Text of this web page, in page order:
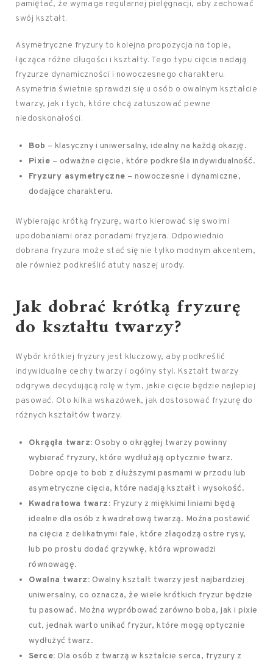
pamiętać, że wymaga regularnej pielęgnacji, aby zachować
swój kształt.
Asymetryczne fryzury to kolejna propozycja na topie,
łącząca różne długości i kształty. Tego typu cięcia nadają
fryzurze dynamiczności i nowoczesnego charakteru.
Asymetria świetnie sprawdzi się u osób o owalnym kształcie
twarzy, jak i tych, które chcą zatuszować pewne
niedoskonałości.
Bob – klasyczny i uniwersalny, idealny na każdą okazję.
Pixie – odważne cięcie, które podkreśla indywidualność.
Fryzury asymetryczne – nowoczesne i dynamiczne,
dodające charakteru.
Wybierając krótką fryzurę, warto kierować się swoimi
upodobaniami oraz poradami fryzjera. Odpowiednio
dobrana fryzura może stać się nie tylko modnym akcentem,
ale również podkreślić atuty naszej urody.
Jak dobrać krótką fryzurę
do kształtu twarzy?
Wybór krótkiej fryzury jest kluczowy, aby podkreślić
indywidualne cechy twarzy i ogólny styl. Kształt twarzy
odgrywa decydującą rolę w tym, jakie cięcie będzie najlepiej
pasować. Oto kilka wskazówek, jak dostosować fryzurę do
różnych kształtów twarzy:
Okrągła twarz: Osoby o okrągłej twarzy powinny
wybierać fryzury, które wydłużają optycznie twarz.
Dobre opcje to bob z dłuższymi pasmami w przodu lub
asymetryczne cięcia, które nadają kształt i wysokość.
Kwadratowa twarz: Fryzury z miękkimi liniami będą
idealne dla osób z kwadratową twarzą. Można postawić
na cięcia z delikatnymi fale, które złagodzą ostre rysy,
lub po prostu dodać grzywkę, która wprowadzi
równowagę.
Owalna twarz: Owalny kształt twarzy jest najbardziej
uniwersalny, co oznacza, że wiele krótkich fryzur będzie
tu pasować. Można wypróbować zarówno boba, jak i pixie
cut, jednak warto unikać fryzur, które mogą optycznie
wydłużyć twarz.
Serce: Dla osób z twarzą w kształcie serca, fryzury z